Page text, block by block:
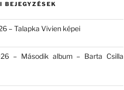
BEJEGYZÉSEK
– Talapka Vivien képei
– Második album – Barta Csilla